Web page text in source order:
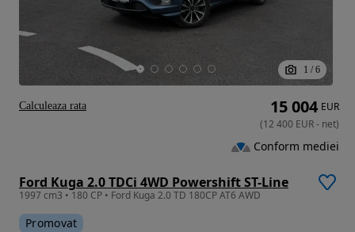
1 / 6
Ford Kuga 2.0 TDCi 4WD Powershift ST-Line
1997 cm3 • 180 CP • Ford Kuga 2.0 TD 180CP AT6 AWD
Promovat
15 004 EUR
(12 400 EUR- net)
Conform mediei
Calculeaza rata